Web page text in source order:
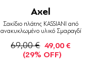
Axel
Σακίδιο πλάτης KASSIANI από
ανακυκλωμένο υλικό Σμαραγδί
69,00 € 49,00 €
(29% OFF)